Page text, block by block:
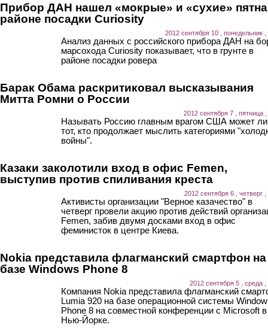
Прибор ДАН нашел «мокрые» и «сухие»
районе посадки Curiosity
2012 сентября 10 , понедельник ,
Анализ данных с российского прибора ДАН на
марсохода Curiosity показывает, что в грунте в
районе посадки ровера
Барак Обама раскритиковал высказывания
Митта Ромни о России
2012 сентября 7 , пятница ,
Называть Россию главным врагом США может
тот, кто продолжает мыслить категориями
войны".
Казаки заколотили вход в офис Femen,
выступив против спиливания креста
2012 сентября 6 , четверг ,
Активисты организации "Верное казачество" в
четверг провели акцию против действий
Femen, забив двумя досками вход в офис
феминисток в центре Киева.
Nokia представила флагманский смартфон на
базе Windows Phone 8
2012 сентября 5 , среда ,
Компания Nokia представила флагманский
Lumia 920 на базе операционной системы
Phone 8 на совместной конференции с Microsoft в
Нью-Йорке.